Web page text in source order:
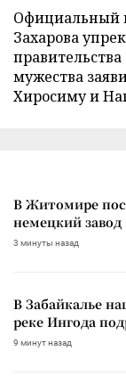
Официальный
Захарова
мужества
Хиросиму и
В Житомире
немецкий завод
3 минуты назад
В Забайкалье
реке Ингода
9 минут назад